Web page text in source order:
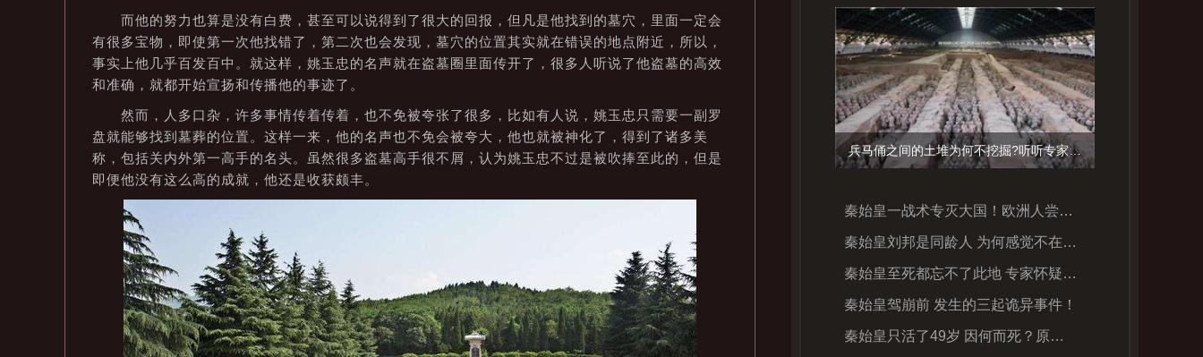
而他的努力也算是没有白费，甚至可以说得到了很大的回报，但凡是他找到的墓穴，里面一定会
有很多宝物，即使第一次他找错了，第二次也会发现，墓穴的位置其实就在错误的地点附近，所以，
事实上他几乎百发百中。就这样，姚玉忠的名声就在盗墓圈里面传开了，很多人听说了他盗墓的高效
和准确，就都开始宣扬和传播他的事迹了。
然而，人多口杂，许多事情传着传着，也不免被夸张了很多，比如有人说，姚玉忠只需要一副罗
盘就能够找到墓葬的位置。这样一来，他的名声也不免会被夸大，他也就被神化了，得到了诸多美
称，包括关内外第一高手的名头。虽然很多盗墓高手很不屑，认为姚玉忠不过是被吹捧至此的，但是
即便他没有这么高的成就，他还是收获颇丰。
兵马俑之间的土堆为何不挖掘?听听专家怎么说
秦始皇一战术专灭大国！欧洲人尝试却战死千万
秦始皇刘邦是同龄人 为何感觉不在一个时代
秦始皇至死都忘不了此地 专家怀疑有“墓穴”
秦始皇驾崩前 发生的三起诡异事件！
秦始皇只活了49岁 因何而死？原来他吃“元水”